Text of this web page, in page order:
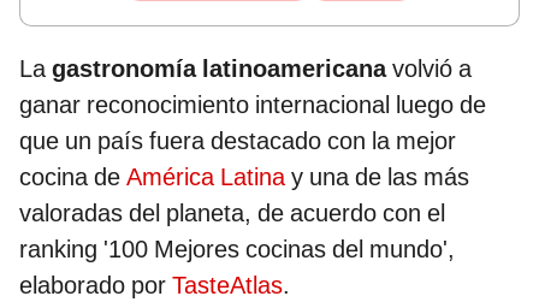
Lagastronomía latinoamericanavolvió a
ganar reconocimiento internacional luego de
que un país fuera destacado con la mejor
cocina de América Latinay una de las más
valoradas del planeta, de acuerdo con el
ranking '100 Mejores cocinas del mundo',
elaborado por TasteAtlas.